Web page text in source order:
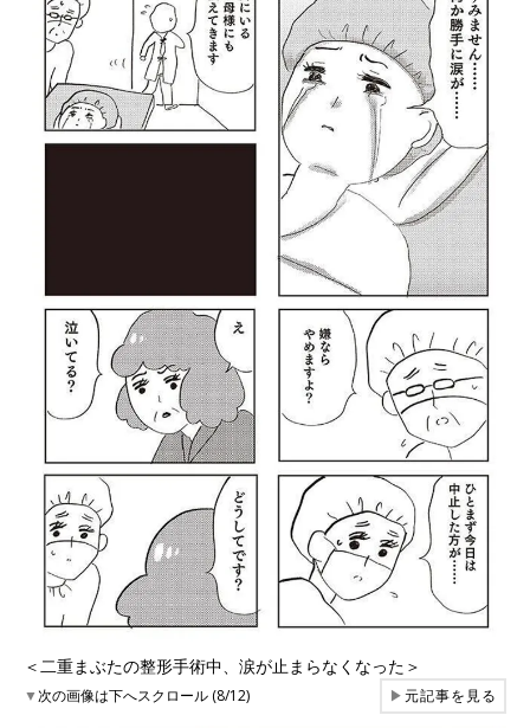
＜二重まぶたの整形手術中、涙が止まらなくなった＞
▼次の画像は下へスクロール (8/12) ▶元記事を見る